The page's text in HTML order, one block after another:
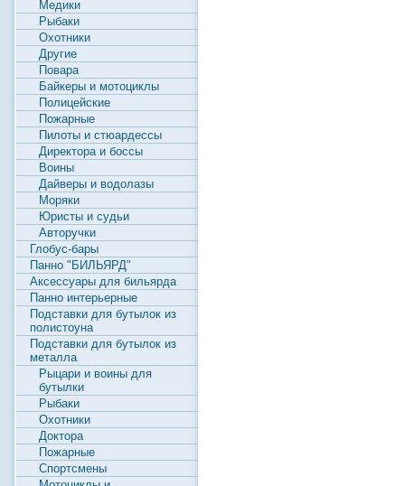
Медики
Рыбаки
Охотники
Другие
Повара
Байкеры и мотоциклы
Полицейские
Пожарные
Пилоты и стюардессы
Директора и боссы
Воины
Дайверы и водолазы
Моряки
Юристы и судьи
Авторучки
Глобус-бары
Панно "БИЛЬЯРД"
Аксессуары для бильярда
Панно интерьерные
Подставки для бутылок из
полистоуна
Подставки для бутылок из
металла
Рыцари и воины для
бутылки
Рыбаки
Охотники
Доктора
Пожарные
Спортсмены